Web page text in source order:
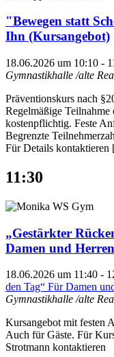
"Bewegen statt
Ihn (Kursangebot)
18.06.2026 um 10:10 -
Gymnastikhalle /alte
Präventionskurs nach
Regelmäßige
kostenpflichtig. Feste
Begrenzte
Für Details
11:30
„Gestärkter
Damen und
18.06.2026 um 11:40 -
den Tag“ Für Damen
Gymnastikhalle /alte
Kursangebot mit festen
Auch für Gäste. Für
Strotmann kontaktieren